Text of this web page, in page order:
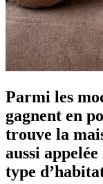
Parmi les
gagnent en
trouve la
aussi
type